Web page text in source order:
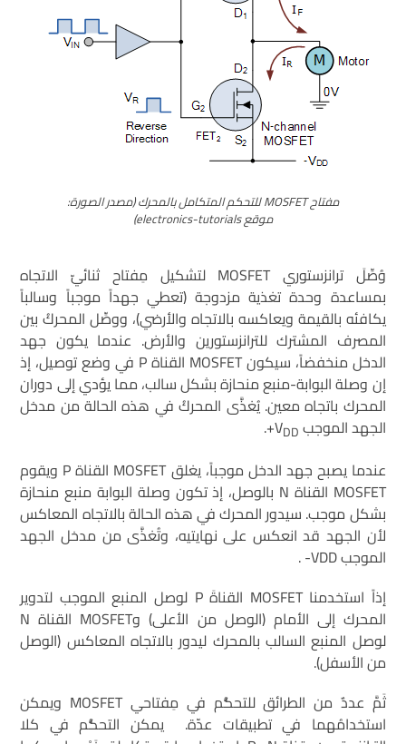
مفتاح MOSFET للتحكم المتكامل بالمحرك (مصدر الصورة:
موقع electronics-tutorials)
وُصِّلَ ترانزستوري MOSFET لتشكيل مِفتاح ثنائيّ الاتجاه
بمساعدة وحدة تغذية مزدوجة (تعطي جهداً موجباً وسالباً
يكافئه بالقيمة ويعاكسه بالاتجاه والأرضي)، ووصِّل المحركُ بين
المصرف المشترك للترانزستورين والأرض. عندما يكون جهد
الدخل منخفضاً، سيكون MOSFET القناة P في وضع توصيل، إذ
إن وصلة البوابة-منبع منحازة بشكل سالب، مما يؤدي إلى دوران
المحرك باتجاه معين. يُغذَّى المحركُ في هذه الحالة من مدخل
الجهد الموجب V DD
+.
عندما يصبح جهد الدخل موجباً، يغلق MOSFET القناة P ويقوم
MOSFET القناة N بالوصل، إذ تكون وصلة البوابة منبع منحازة
بشكل موجب. سيدور المحرك في هذه الحالة بالاتجاه المعاكس
لأن الجهد قد انعكس على نهايتيه، وتُغذَّى من مدخل الجهد
الموجب VDD- .
إذاً استخدمنا MOSFET القناةَ P لوصل المنبع الموجب لتدوير
المحرك إلى الأمام (الوصل من الأعلى) وMOSFET القناة N
لوصل المنبع السالب بالمحرك ليدور بالاتجاه المعاكس (الوصل
من الأسفل).
ثَمَّ عددٌ من الطرائق للتحكُّم في مِفتاحي MOSFET ويمكن
استخدامُهما في تطبيقات عدّة. يمكن التحكُّم في كلا